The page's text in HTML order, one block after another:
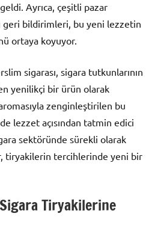
Ayrıca, çeşitli pazar
geri bildirimleri, bu yeni lezzetin
ortaya koyuyor.
sigarası, sigara tutkunlarının
yenilikçi bir ürün olarak
zenginleştirilen bu
lezzet açısından tatmin edici
sektöründe sürekli olarak
tiryakilerin tercihlerinde yeni bir
Tiryakilerine